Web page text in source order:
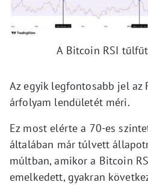
A Bitcoin RSI
Az egyik legfontosabb jel az
árfolyam lendületét méri.
Ez most elérte a 70-es
általában már túlvett
múltban, amikor a Bitcoin
emelkedett, gyakran